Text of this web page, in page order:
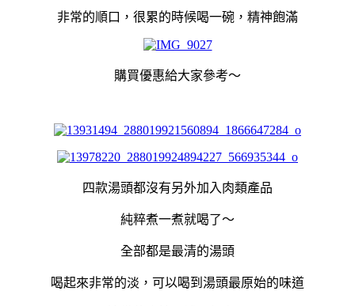
非常的順口，很累的時候喝一碗，精神飽滿
購買優惠給大家參考～
四款湯頭都沒有另外加入肉類產品
純粹煮一煮就喝了～
全部都是最清的湯頭
喝起來非常的淡，可以喝到湯頭最原始的味道